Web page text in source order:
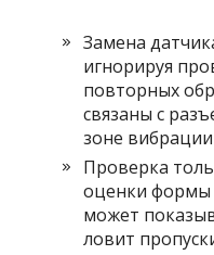
Замена
игнорируя
повторных
связаны с
зоне
Проверка
оценки формы
может
ловит